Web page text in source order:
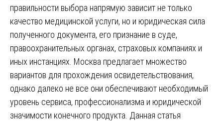
правильности выбора напрямую зависит не только
качество медицинской услуги, но и юридическая сила
полученного документа, его признание в суде,
правоохранительных органах, страховых компаниях и
иных инстанциях. Москва предлагает множество
вариантов для прохождения освидетельствования,
однако далеко не все они обеспечивают необходимый
уровень сервиса, профессионализма и юридической
значимости конечного продукта. Данная статья